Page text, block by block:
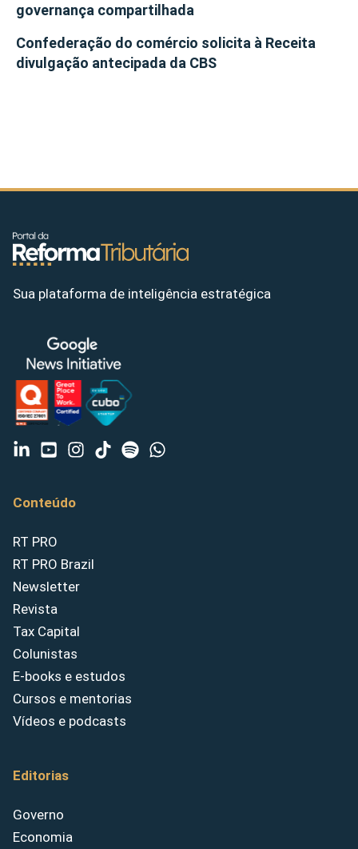
governança compartilhada
Confederação do comércio solicita à Receita
divulgação antecipada da CBS
Sua plataforma de inteligência estratégica
Conteúdo
RT PRO
RT PRO Brazil
Newsletter
Revista
Tax Capital
Colunistas
E-books e estudos
Cursos e mentorias
Vídeos e podcasts
Editorias
Governo
Economia